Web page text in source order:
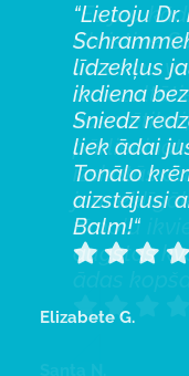
“Es jau
Christine
un esmu
ar
izskatās
zīmolu
augstas
“Patīk
pilnīgi
virs 40
grumbiņu
Marta P.
“Lietoju
līdzekļus
ikdiena
Sniedz
liek ādai
Tonālo
aizstājusi
Balm!“
Elizabete G.